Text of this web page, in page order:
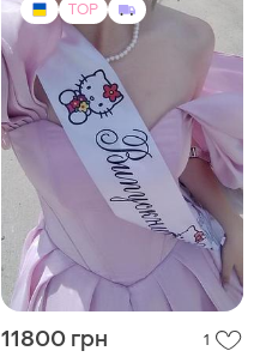
TOP
11800 грн 1